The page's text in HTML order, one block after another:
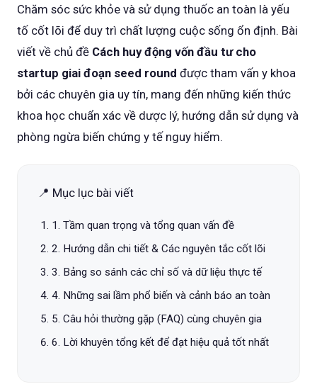
Chăm sóc sức khỏe và sử dụng thuốc an toàn là yếu
tố cốt lõi để duy trì chất lượng cuộc sống ổn định. Bài
viết về chủ đề Cách huy động vốn đầu tư cho
startup giai đoạn seed round được tham vấn y khoa
bởi các chuyên gia uy tín, mang đến những kiến thức
khoa học chuẩn xác về dược lý, hướng dẫn sử dụng và
phòng ngừa biến chứng y tế nguy hiểm.
📍 Mục lục bài viết
1. Tầm quan trọng và tổng quan vấn đề
2. Hướng dẫn chi tiết & Các nguyên tắc cốt lõi
3. Bảng so sánh các chỉ số và dữ liệu thực tế
4. Những sai lầm phổ biến và cảnh báo an toàn
5. Câu hỏi thường gặp (FAQ) cùng chuyên gia
6. Lời khuyên tổng kết để đạt hiệu quả tốt nhất